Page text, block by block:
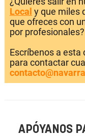
Local y que miles
que ofreces con
por profesionales?
Escríbenos a
para contactar
APÓYANOS